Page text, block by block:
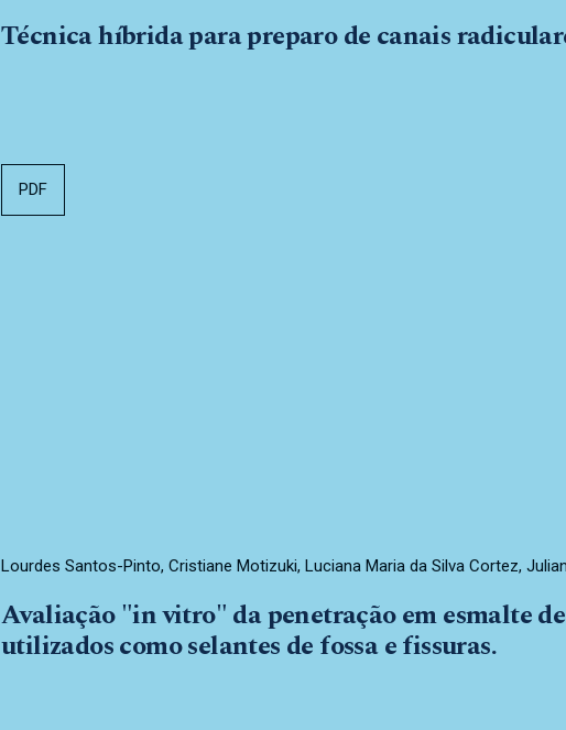
Técnica híbrida para preparo de canais
PDF
Lourdes Santos-Pinto, Cristiane Motizuki, Luciana Maria da Silva Cortez,
Avaliação "in vitro" da penetração em esmalte
utilizados como selantes de fossa e fissuras.